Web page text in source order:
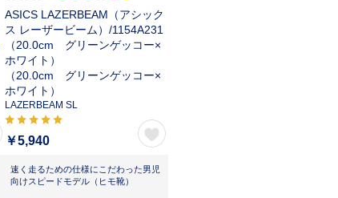
ASICS LAZERBEAM（アシック
ス レーザービーム）/1154A231
（20.0cm グリーンゲッコー×
ホワイト）
（20.0cm グリーンゲッコー×
ホワイト）
LAZERBEAM SL
￥5,940
速く走るための仕様にこだわった男児
向けスピードモデル（ヒモ靴）